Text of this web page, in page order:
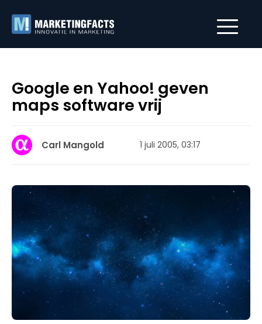
Google en Yahoo! geven
maps software vrij
Carl Mangold 1 juli 2005, 03:17